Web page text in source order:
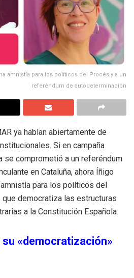
amnistía para los políticos del Procés y a un
referéndum de autodeterminación
ya hablan abiertamente de
Si en campaña
se comprometió a un referéndum
en Cataluña, ahora Íñigo
amnistía para los políticos del
democratiza las estructuras
a la Constitución Española.
su «democratización»